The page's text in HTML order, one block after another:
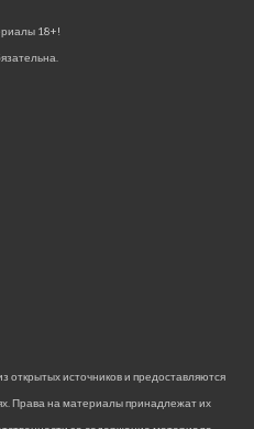
18+!
открытых источников и предоставляются
Права на материалы принадлежат их